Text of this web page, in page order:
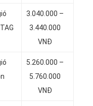
3.040.000 –
3.440.000
VNĐ
5.260.000 –
5.760.000
VNĐ